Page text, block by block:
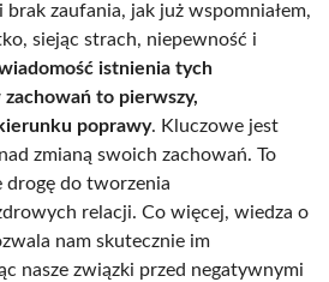
zaufania, jak już wspomniałem,
siejąc strach, niepewność i
istnienia tych
to pierwszy,
poprawy. Kluczowe jest
zmianą swoich zachowań. To
drogę do tworzenia
relacji. Co więcej, wiedza o
nam skutecznie im
nasze związki przed negatywnymi